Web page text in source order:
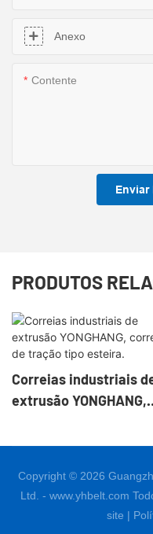
Anexo
Contente
Enviar
PRODUTOS
Correias industriais
extrusão YONGHANG,
esteira.
Copyright © 2026
Ltd. - www.yhbelt.com
site |